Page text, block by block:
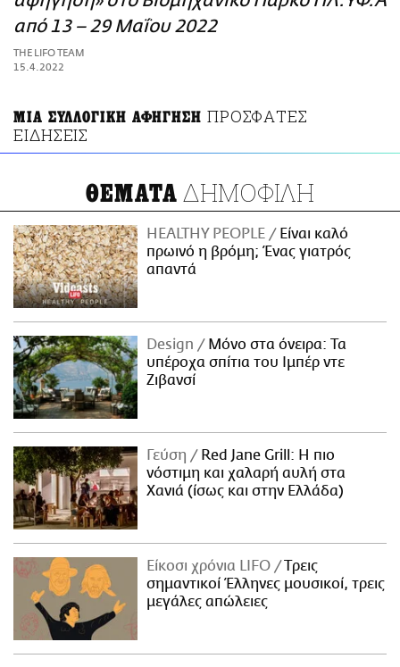
ΑΜΠΑ
PRINT
από 13 – 29 Μαΐου 2022
THE LIFO TEAM
15.4.2022
ΜΙΑ ΣΥΛΛΟΓΙΚΗ ΑΦΗΓΗΣΗ ΠΡΟΣΦΑΤΕΣ
ΕΙΔΗΣΕΙΣ
ΘΕΜΑΤΑ ΔΗΜΟΦΙΛΗ
HEALTHY PEOPLE
Είναι καλό
πρωινό η βρόμη; Ένας γιατρός
απαντά
Design
Μόνο στα όνειρα: Τα
υπέροχα σπίτια του Ιμπέρ ντε
Ζιβανσί
Γεύση
Red Jane Grill: Η πιο
νόστιμη και χαλαρή αυλή στα
Χανιά (ίσως και στην Ελλάδα)
Είκοσι χρόνια LIFO
Tρεις
σημαντικοί Έλληνες μουσικοί, τρεις
μεγάλες απώλειες